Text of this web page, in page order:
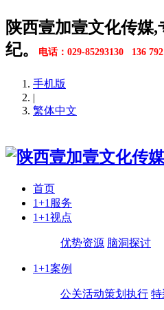
陕西壹加壹文化传媒
纪。
电话：029-85293130 136
手机版
|
繁体中文
首页
1+1服务
1+1视点
优势资源 脑洞探讨
1+1案例
公关活动策划执行 特